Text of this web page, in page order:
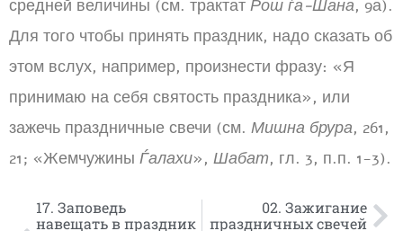
средней величины (см. трактат Рош ѓа-Шана, 9а).
Для того чтобы принять праздник, надо сказать об
этом вслух, например, произнести фразу: «Я
принимаю на себя святость праздника», или
зажечь праздничные свечи (см. Мишна брура, 261,
21; «Жемчужины Ѓалахи», Шабат, гл. 3, п.п. 1-3).
17. Заповедь
навещать в праздник
02. Зажигание
праздничных свечей